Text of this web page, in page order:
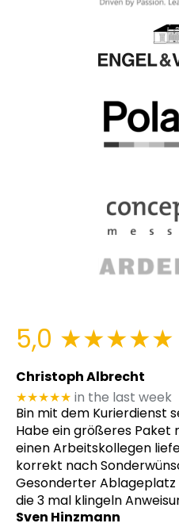
5,0 ★★★★★
Christoph Albrecht
★★★★★ in the last week
Bin mit dem Kurierdienst
Habe ein größeres Paket
einen Arbeitskollegen
korrekt nach
Gesonderter Ablageplatz
die 3 mal klingeln
Sven Hinzmann